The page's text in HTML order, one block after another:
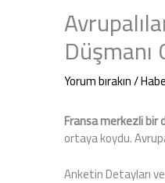
Yorum bırakın/
Fransa merkezli bir
ortaya koydu.
Anketin Detayları